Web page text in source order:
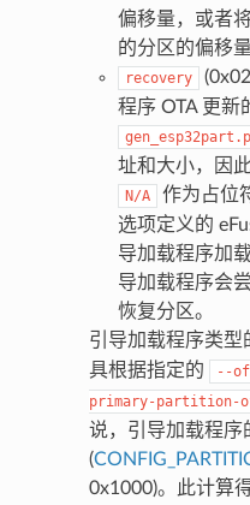
偏移量，或者
的分区的偏移
recovery
程序 OTA 更新
址和大小，因
N/A
作为占位
选项定义的
导加载程序加
导加载程序会
恢复分区。
引导加载程序类型
具根据指定的
--
primary-partition-
说，引导加载程序
(
0x1000)。此计算